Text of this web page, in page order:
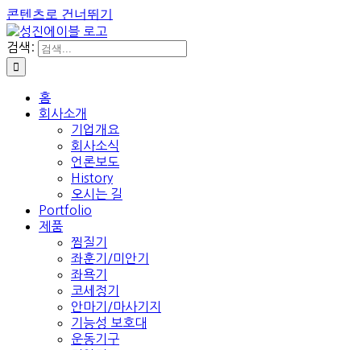
콘텐츠로 건너뛰기
검색:
홈
회사소개
기업개요
회사소식
언론보도
History
오시는 길
Portfolio
제품
찜질기
좌훈기/미안기
좌욕기
코세정기
안마기/마사기지
기능성 보호대
운동기구